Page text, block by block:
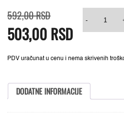
592,00RSDcena
je
bila:
592,00 RSD.
503,00 RSD
cena
je:
503,00 RSD.
PDV uračunat u cenu i nema skrivenih
-
za
čišćenje
DODATNE INFORMACIJE